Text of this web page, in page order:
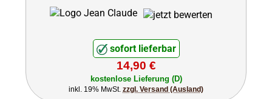
sofort lieferbar
14,90 €
kostenlose Lieferung (D)
inkl. 19% MwSt. zzgl. Versand (Ausland)